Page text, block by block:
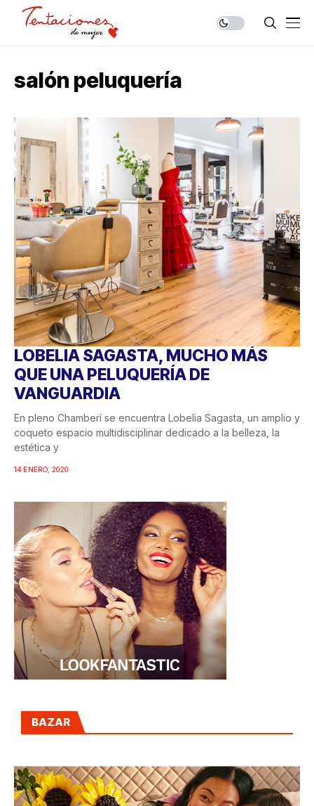
salón peluquería
LOBELIA SAGASTA, MUCHO MÁS
QUE UNA PELUQUERÍA DE
VANGUARDIA
En pleno Chamberí se encuentra Lobelia Sagasta, un amplio y
coqueto espacio multidisciplinar dedicado a la belleza, la
estética y
14 ENERO, 2020
BAZAR